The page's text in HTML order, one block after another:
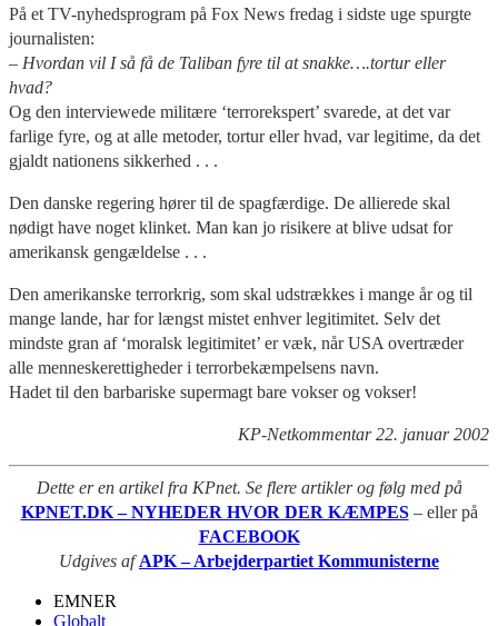
På et TV-nyhedsprogram på Fox News fredag i sidste uge spurgte
journalisten:
– Hvordan vil I så få de Taliban fyre til at snakke….tortur eller
hvad?
Og den interviewede militære ‘terrorekspert’ svarede, at det var
farlige fyre, og at alle metoder, tortur eller hvad, var legitime, da det
gjaldt nationens sikkerhed . . .
Den danske regering hører til de spagfærdige. De allierede skal
nødigt have noget klinket. Man kan jo risikere at blive udsat for
amerikansk gengældelse . . .
Den amerikanske terrorkrig, som skal udstrækkes i mange år og til
mange lande, har for længst mistet enhver legitimitet. Selv det
mindste gran af ‘moralsk legitimitet’ er væk, når USA overtræder
alle menneskerettigheder i terrorbekæmpelsens navn.
Hadet til den barbariske supermagt bare vokser og vokser!
KP-Netkommentar 22. januar 2002
Dette er en artikel fra KPnet. Se flere artikler og følg med på
KPNET.DK – NYHEDER HVOR DER KÆMPES – eller på
FACEBOOK
Udgives afAPK – Arbejderpartiet Kommunisterne
EMNER
Globalt